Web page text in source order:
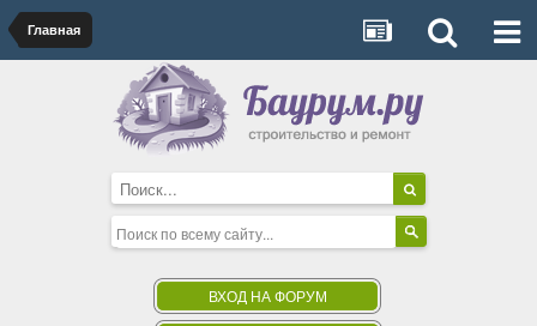
Главная
ВХОД НА ФОРУМ